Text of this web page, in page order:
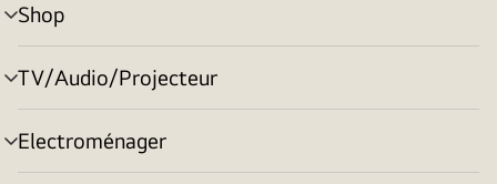
Shop
menu
déroulant
TV/Audio/Projecteur
menu
déroulant
Electroménager
menu
déroulant